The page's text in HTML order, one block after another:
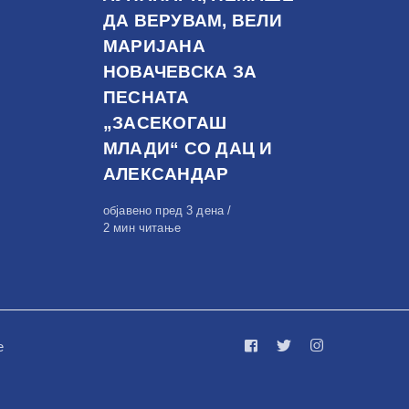
ДА ВЕРУВАМ, ВЕЛИ
МАРИЈАНА
НОВАЧЕВСКА ЗА
ПЕСНАТА
„ЗАСЕКОГАШ
МЛАДИ“ СО ДАЦ И
АЛЕКСАНДАР
Објавено
на
објавено пред 3 дена
2 мин читање